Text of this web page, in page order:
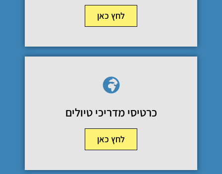
לחץ כאן
כרטיסי מדריכי טיולים
לחץ כאן